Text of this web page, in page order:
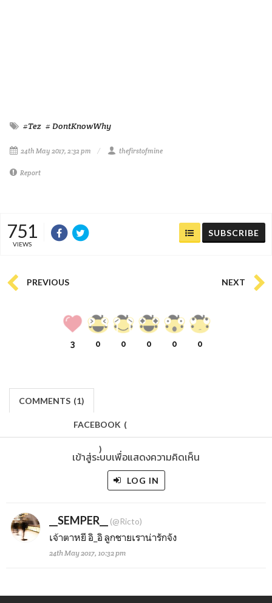
#Tez # DontKnowWhy
24th May 2017, 2:32 pm thefirstofmine
Report
751
VIEWS
SUBSCRIBE
PREVIOUS NEXT
3 0 0 0 0 0
COMMENTS (1)
FACEBOOK (
)
เข้าสู่ระบบเพื่อแสดงความคิดเห็น
LOG IN
__SEMPER__ (@Ricto)
เจ้าตาหยี อิ_อิ ลูกชายเราน่ารักจัง
24th May 2017, 10:32 pm